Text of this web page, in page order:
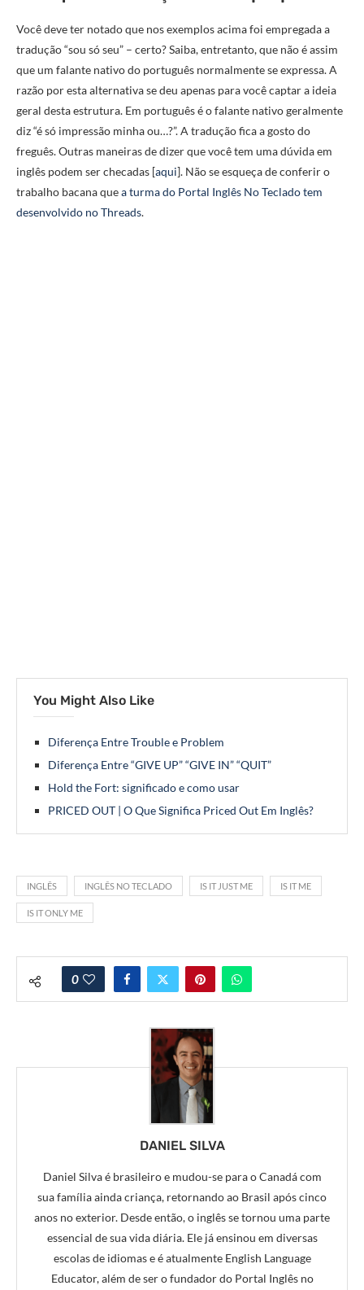
Você deve ter notado que nos exemplos acima foi empregada a
tradução “sou só seu” – certo? Saiba, entretanto, que não é assim
que um falante nativo do português normalmente se expressa. A
razão por esta alternativa se deu apenas para você captar a ideia
geral desta estrutura. Em português é o falante nativo geralmente
diz “é só impressão minha ou…?”. A tradução fica a gosto do
freguês. Outras maneiras de dizer que você tem uma dúvida em
inglês podem ser checadas [aqui]. Não se esqueça de conferir o
trabalho bacana quea turma do Portal Inglês No Teclado tem
desenvolvido no Threads.
You Might Also Like
Diferença Entre Trouble e Problem
Diferença Entre “GIVE UP” “GIVE IN” “QUIT”
Hold the Fort: significado e como usar
PRICED OUT | O Que Significa Priced Out Em Inglês?
INGLÊS INGLÊS NO TECLADO IS IT JUST ME IS IT ME
IS IT ONLY ME
0
DANIEL SILVA
Daniel Silva é brasileiro e mudou-se para o Canadá com
sua família ainda criança, retornando ao Brasil após cinco
anos no exterior. Desde então, o inglês se tornou uma parte
essencial de sua vida diária. Ele já ensinou em diversas
escolas de idiomas e é atualmente English Language
Educator, além de ser o fundador do Portal Inglês no